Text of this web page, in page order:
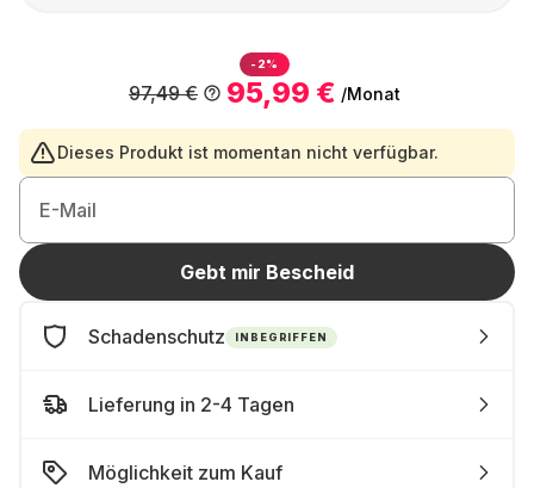
-2%
95,99 € /Monat
97,49 €
Dieses Produkt ist momentan nicht verfügbar.
E-Mail
Gebt mir Bescheid
Schadenschutz INBEGRIFFEN
Lieferung in 2-4 Tagen
Möglichkeit zum Kauf